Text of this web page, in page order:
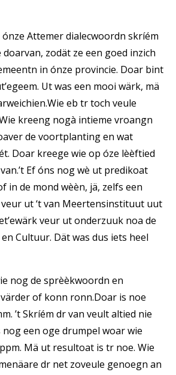
Attemer dialecwoordn skríém
zodät ze een goed inzich
in ónze provincie. Doar bint
Ut was een mooi wärk, mä
eb tr toch veule
kreeng nogà intieme vroangn
de voortplanting en wat
Doar kreege wie op óze lèèftied
Ef óns nog wè ut predikoat
in de mond wèèn, jä, zelfs een
ut ‘t van Meertensinstituut uut
veur ut onderzuuk noa de
Cultuur. Dät was dus iets heel
nog de sprèèkwoordn en
of konn ronn.Doar is noe
’t Skríém dr van veult altied nie
nog een oge drumpel woar wie
Mä ut resultoat is tr noe. Wie
dr net zoveule genoegn an